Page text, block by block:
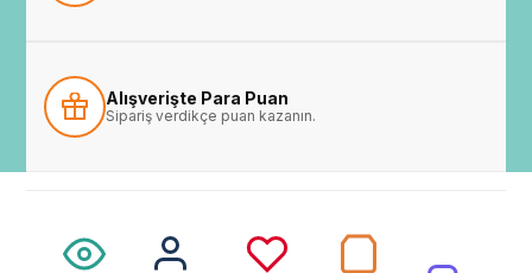
Alışverişte Para Puan
Sipariş verdikçe puan kazanın.